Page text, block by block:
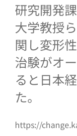
研究開発
大学教授
関し変形
治験がオ
ると日本
た。
https://